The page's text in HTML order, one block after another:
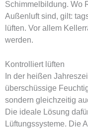
Schimmelbildung. Wo
Außenluft sind, gilt:
lüften. Vor allem
werden.
Kontrolliert lüften
In der heißen
überschüssige
sondern gleichzeitig
Die ideale Lösung
Lüftungssysteme. Die